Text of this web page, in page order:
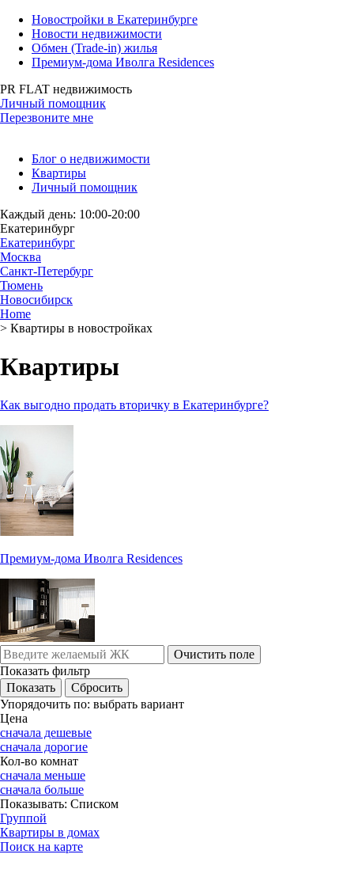
Новостройки в Екатеринбурге
Новости недвижимости
Обмен (Trade-in) жилья
Премиум-дома Иволга Residences
PR FLAT недвижимость
Личный помощник
Перезвоните мне
Блог о недвижимости
Квартиры
Личный помощник
Каждый день: 10:00-20:00
Екатеринбург
Екатеринбург
Москва
Санкт-Петербург
Тюмень
Новосибирск
Home
> Квартиры в новостройках
Квартиры
Как выгодно продать вторичку в Екатеринбурге?
Премиум-дома Иволга Residences
Очистить поле
Показать фильтр
Упорядочить по: выбрать вариант
Цена
сначала дешевые
сначала дорогие
Кол-во комнат
сначала меньше
сначала больше
Показывать: Списком
Группой
Квартиры в домах
Поиск на карте